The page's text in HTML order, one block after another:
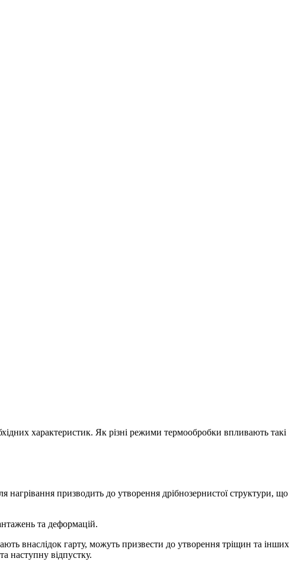
характеристик. Як різні режими термообробки впливають такі
нагрівання призводить до утворення дрібнозернистої структури, що
та деформацій.
внаслідок гарту, можуть призвести до утворення тріщин та інших
наступну відпустку.